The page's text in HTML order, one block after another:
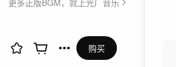
更多正版BGM，就上光厂音乐
购买